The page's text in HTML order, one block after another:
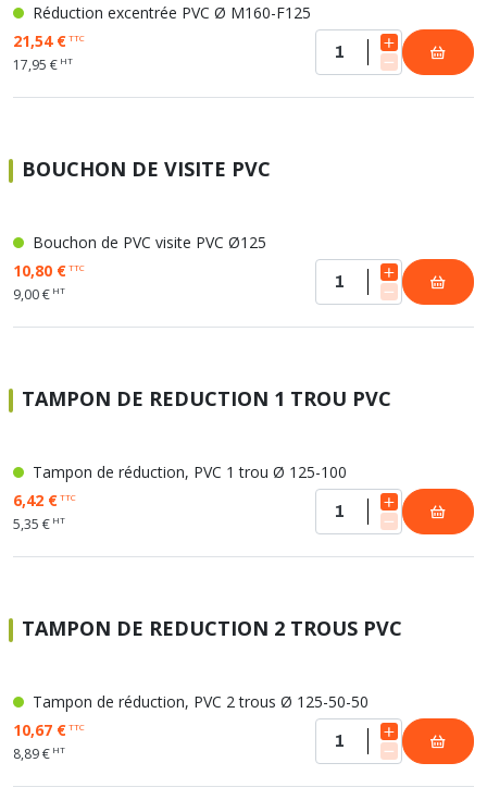
Réduction excentrée PVC Ø M160-F125
21,54 €TTC
17,95 € HT
BOUCHON DE VISITE PVC
Bouchon de PVC visite PVC Ø125
10,80 €TTC
9,00 € HT
TAMPON DE REDUCTION 1 TROU PVC
Tampon de réduction, PVC 1 trou Ø 125-100
6,42 €TTC
5,35 € HT
TAMPON DE REDUCTION 2 TROUS PVC
Tampon de réduction, PVC 2 trous Ø 125-50-50
10,67 €TTC
8,89 € HT